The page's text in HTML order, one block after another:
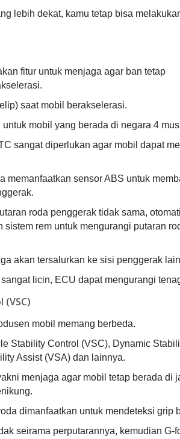
lebih dekat, kamu tetap bisa
fitur untuk menjaga agar ban tetap
saat mobil berakselerasi.
mobil yang berada di negara 4
sangat diperlukan agar mobil dapat
memanfaatkan sensor ABS untuk
roda penggerak tidak sama,
sistem rem untuk mengurangi putaran
akan tersalurkan ke sisi penggerak
licin, ECU dapat mengurangi
mobil memang berbeda.
Stability Control (VSC), Dynamic
Assist (VSA) dan lainnya.
menjaga agar mobil tetap berada di
dimanfaatkan untuk mendeteksi grip
seirama perputarannya, kemudian G-